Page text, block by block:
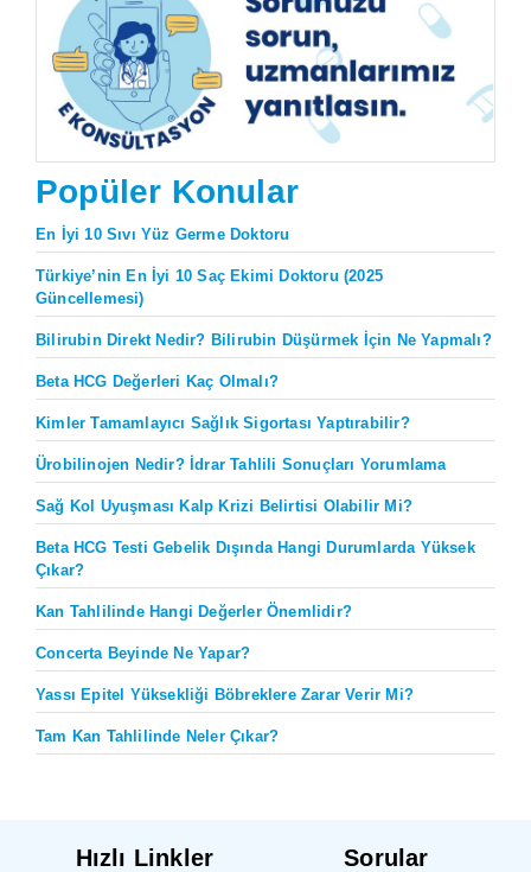
Popüler Konular
En İyi 10 Sıvı Yüz Germe Doktoru
Türkiye’nin En İyi 10 Saç Ekimi Doktoru (2025
Güncellemesi)
Bilirubin Direkt Nedir? Bilirubin Düşürmek İçin Ne Yapmalı?
Beta HCG Değerleri Kaç Olmalı?
Kimler Tamamlayıcı Sağlık Sigortası Yaptırabilir?
Ürobilinojen Nedir? İdrar Tahlili Sonuçları Yorumlama
Sağ Kol Uyuşması Kalp Krizi Belirtisi Olabilir Mi?
Beta HCG Testi Gebelik Dışında Hangi Durumlarda Yüksek
Çıkar?
Kan Tahlilinde Hangi Değerler Önemlidir?
Concerta Beyinde Ne Yapar?
Yassı Epitel Yüksekliği Böbreklere Zarar Verir Mi?
Tam Kan Tahlilinde Neler Çıkar?
Hızlı Linkler Sorular